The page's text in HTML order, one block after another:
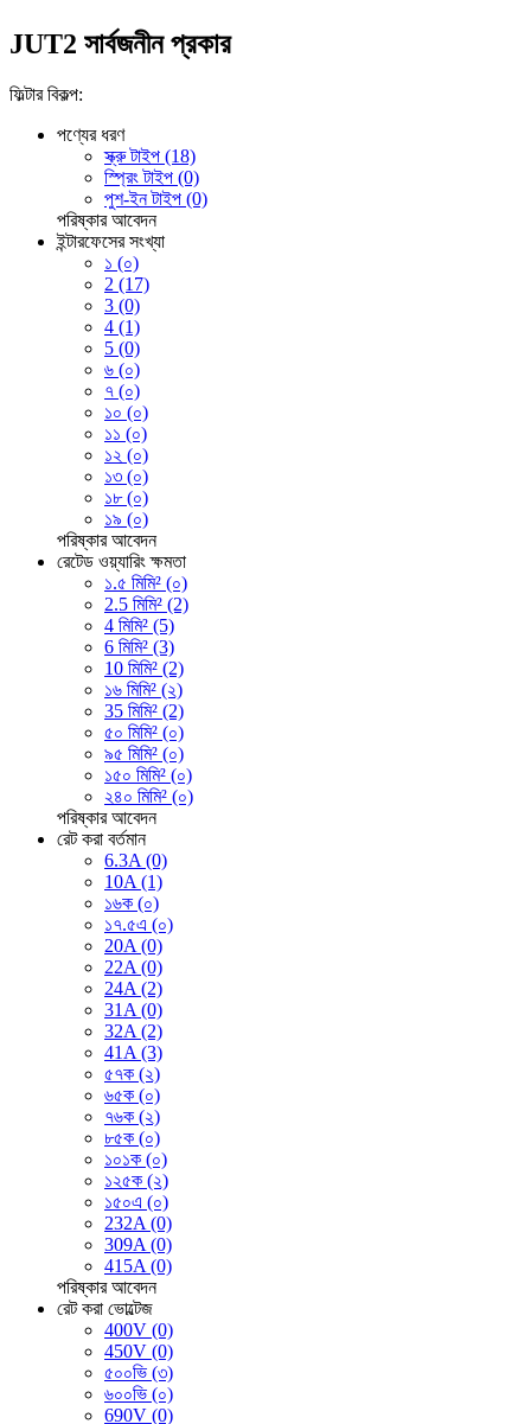
JUT2 সার্বজনীন প্রকার
ফিল্টার বিকল্প:
পণ্যের ধরণ
স্ক্রু টাইপ (18)
স্প্রিং টাইপ (0)
পুশ-ইন টাইপ (0)
পরিষ্কার আবেদন
ইন্টারফেসের সংখ্যা
১ (০)
2 (17)
3 (0)
4 (1)
5 (0)
৬ (০)
৭ (০)
১০ (০)
১১ (০)
১২ (০)
১৩ (০)
১৮ (০)
১৯ (০)
পরিষ্কার আবেদন
রেটেড ওয়্যারিং ক্ষমতা
১.৫ মিমি² (০)
2.5 মিমি² (2)
4 মিমি² (5)
6 মিমি² (3)
10 মিমি² (2)
১৬ মিমি² (২)
35 মিমি² (2)
৫০ মিমি² (০)
৯৫ মিমি² (০)
১৫০ মিমি² (০)
২৪০ মিমি² (০)
পরিষ্কার আবেদন
রেট করা বর্তমান
6.3A (0)
10A (1)
১৬ক (০)
১৭.৫এ (০)
20A (0)
22A (0)
24A (2)
31A (0)
32A (2)
41A (3)
৫৭ক (২)
৬৫ক (০)
৭৬ক (২)
৮৫ক (০)
১০১ক (০)
১২৫ক (২)
১৫০এ (০)
232A (0)
309A (0)
415A (0)
পরিষ্কার আবেদন
রেট করা ভোল্টেজ
400V (0)
450V (0)
৫০০ভি (৩)
৬০০ভি (০)
690V (0)